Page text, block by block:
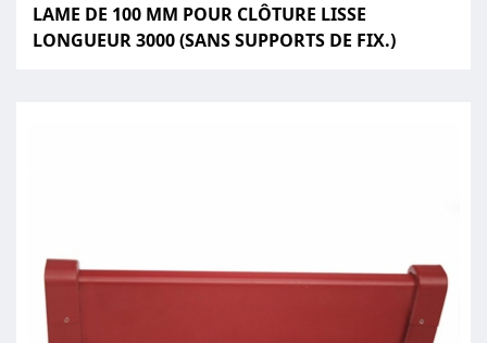
LAME DE 100 MM POUR CLÔTURE LISSE
LONGUEUR 3000 (SANS SUPPORTS DE FIX.)